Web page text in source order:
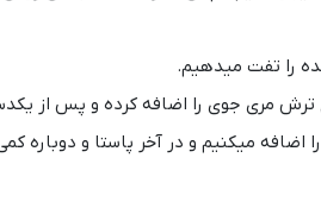
را تفت میدهیم.
ترش مری جویرا اضافه کرده و پس از
میکنیم و در آخر پاستا و دوباره